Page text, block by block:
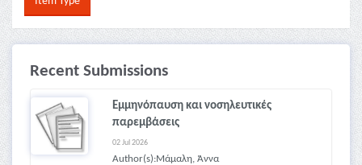
Recent Submissions
Εμμηνόπαυση και νοσηλευτικές
παρεμβάσεις
02 Jul 2026
Author(s):Μάμαλη, Άννα